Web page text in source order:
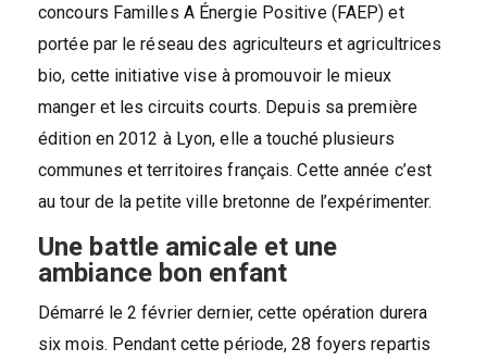
concours Familles A Énergie Positive (FAEP) et
portée par le réseau des agriculteurs et agricultrices
bio, cette initiative vise à promouvoir le mieux
manger et les circuits courts. Depuis sa première
édition en 2012 à Lyon, elle a touché plusieurs
communes et territoires français. Cette année c’est
au tour de la petite ville bretonne de l’expérimenter.
Une battle amicale et une
ambiance bon enfant
Démarré le 2 février dernier, cette opération durera
six mois. Pendant cette période, 28 foyers repartis